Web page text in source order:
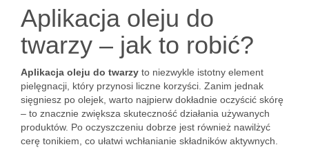
Aplikacja oleju do
twarzy – jak to robić?
Aplikacja oleju do twarzy to niezwykle istotny element
pielęgnacji, który przynosi liczne korzyści. Zanim jednak
sięgniesz po olejek, warto najpierw dokładnie oczyścić skórę
– to znacznie zwiększa skuteczność działania używanych
produktów. Po oczyszczeniu dobrze jest również nawilżyć
cerę tonikiem, co ułatwi wchłanianie składników aktywnych.